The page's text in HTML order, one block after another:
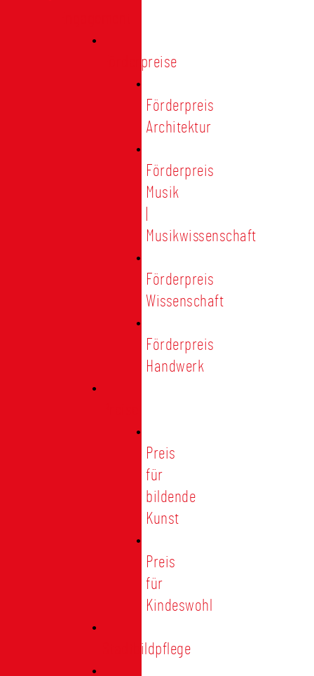
Förderpreise
Förderpreis
Architektur
Förderpreis
Musik
Musikwissenschaft
Förderpreis
Wissenschaft
Förderpreis
Handwerk
Preis
für
bildende
Kunst
Preis
für
Kindeswohl
Stadtbildpflege